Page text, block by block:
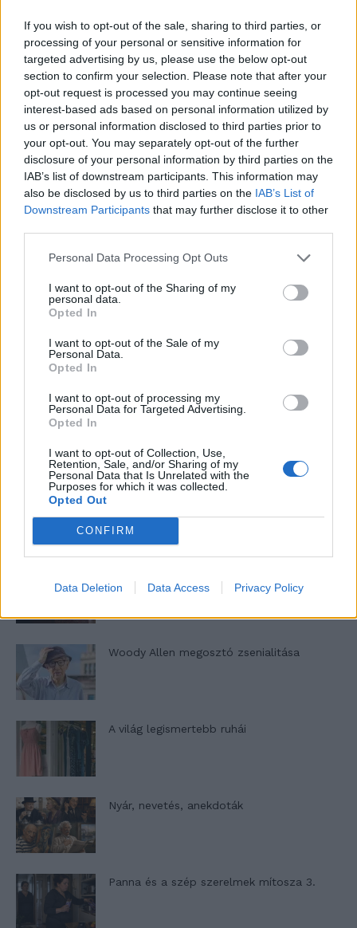
If you wish to opt-out of the sale, sharing to third parties, or
processing of your personal or sensitive information for
targeted advertising by us, please use the below opt-out
section to confirm your selection. Please note that after your
opt-out request is processed you may continue seeing
interest-based ads based on personal information utilized by
us or personal information disclosed to third parties prior to
your opt-out. You may separately opt-out of the further
disclosure of your personal information by third parties on the
IAB’s list of downstream participants. This information may
also be disclosed by us to third parties on the IAB’s List of
Downstream Participants that may further disclose it to other
Personal Data Processing Opt Outs
I want to opt-out of the Sharing of my
personal data.
Opted In
I want to opt-out of the Sale of my
Personal Data.
Opted In
I want to opt-out of processing my
Personal Data for Targeted Advertising.
Opted In
I want to opt-out of Collection, Use,
Retention, Sale, and/or Sharing of my
Personal Data that Is Unrelated with the
Purposes for which it was collected.
Opted Out
CONFIRM
Data Deletion Data Access Privacy Policy
Megbocsáthatatlan bűnök 1.rész
Szent Genovéva, a túlélő Franciaország
jelképe
Minka 12. rész
T. szereti a fiatal lányokat 14. rész
gyűjteménye
13. rész
Woody Allen megosztó zsenialitása
A világ legismertebb ruhái
Nyár, nevetés, anekdoták
Panna és a szép szerelmek mítosza 3.